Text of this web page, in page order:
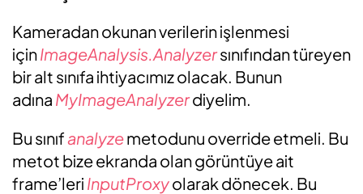
Kameradan okunan verilerin işlenmesi
içinImageAnalysis.Analyzersınıfından türeyen
bir alt sınıfa ihtiyacımız olacak. Bunun
adına MyImageAnalyzerdiyelim.
Bu sınıfanalyzemetodunu override etmeli. Bu
metot bize ekranda olan görüntüye ait
frame’leri InputProxyolarak dönecek. Bu